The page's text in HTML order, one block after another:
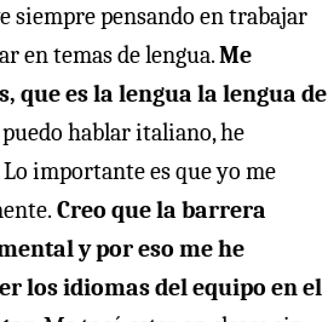
siempre pensando en trabajar
en temas de lengua.Me
que es la lengua la lengua de
hablar italiano, he
importante es que yo me
Creo que la barrera
y por eso me he
los idiomas del equipo en el